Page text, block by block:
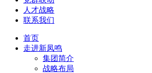
人才战略
联系我们
首页
走进新凤鸣
集团简介
战略布局